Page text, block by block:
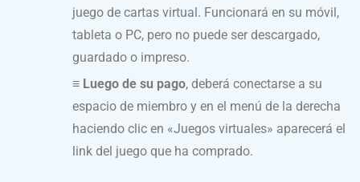
juego de cartas virtual. Funcionará en su móvil,
tableta o PC, pero no puede ser descargado,
guardado o impreso.
≡ Luego de su pago, deberá conectarse a su
espacio de miembro y en el menú de la derecha
haciendo clic en «Juegos virtuales» aparecerá el
link del juego que ha comprado.